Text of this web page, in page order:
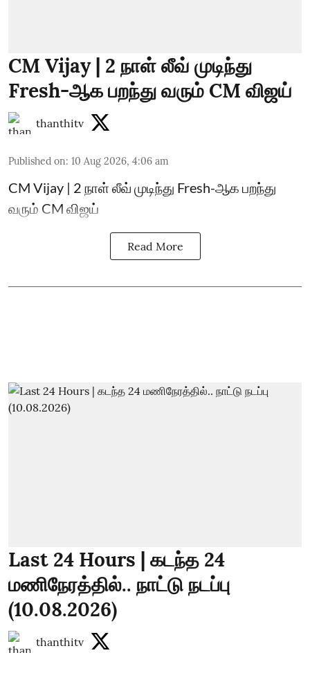
CM Vijay | 2 நாள் லீவ் முடிந்து
Fresh-ஆக பறந்து வரும் CM விஜய்
thanthitv
Published on: 10 Aug 2026, 4:06 am
CM Vijay | 2 நாள் லீவ் முடிந்து Fresh-ஆக பறந்து
வரும் CM விஜய்
Read More
Last 24 Hours | கடந்த 24
மணிநேரத்தில்.. நாட்டு நடப்பு
(10.08.2026)
thanthitv